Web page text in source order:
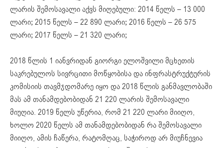
ლარის შემოსავალი აქვს მიღებული: 2014 წელს – 13 000
ლარი; 2015 წელს – 22 890 ლარი; 2016 წელს – 26 575
ლარი; 2017 წელს – 21 320 ლარი;
2018 წლის 1 იანვრიდან გიორგი ელოშვილი მცხეთის
საკრებულოს სივრცითი მოწყობისა და ინფრასტრუქტურის
კომისიის თავმჯდომარე იყო და 2018 წლის განმავლობაში
მას ამ თანამდებობიდან 21 220 ლარის შემოსავალი
მიუღია. 2019 წელს უწერია, რომ 21 220 ლარი მიიღო,
ხოლო 2020 წელს ამ თანამდებობიდან რა შემოსავალი
მიიღო, ამის ჩაწერა, რატომღაც, საჭიროდ არ მიუჩნევია